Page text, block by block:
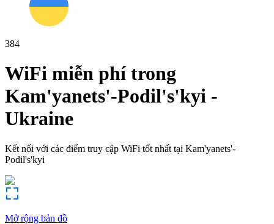
384
WiFi miễn phí trong
Kam'yanets'-Podil's'kyi -
Ukraine
Kết nối với các điểm truy cập WiFi tốt nhất tại Kam'yanets'-
Podil's'kyi
Mở rộng bản đồ